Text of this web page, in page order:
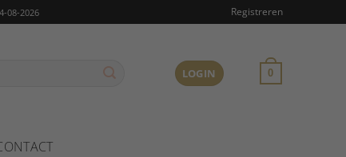
08-2026 Registreren
LOGIN 0